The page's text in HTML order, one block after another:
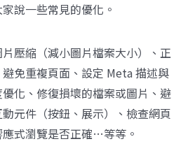
說一些常見的優化。
壓縮（減小圖片檔案大小）、正
免重複頁面、設定 Meta 描述與
化、修復損壞的檔案或圖片、避
元件（按鈕、展示）、檢查網頁
式瀏覽是否正確…等等。